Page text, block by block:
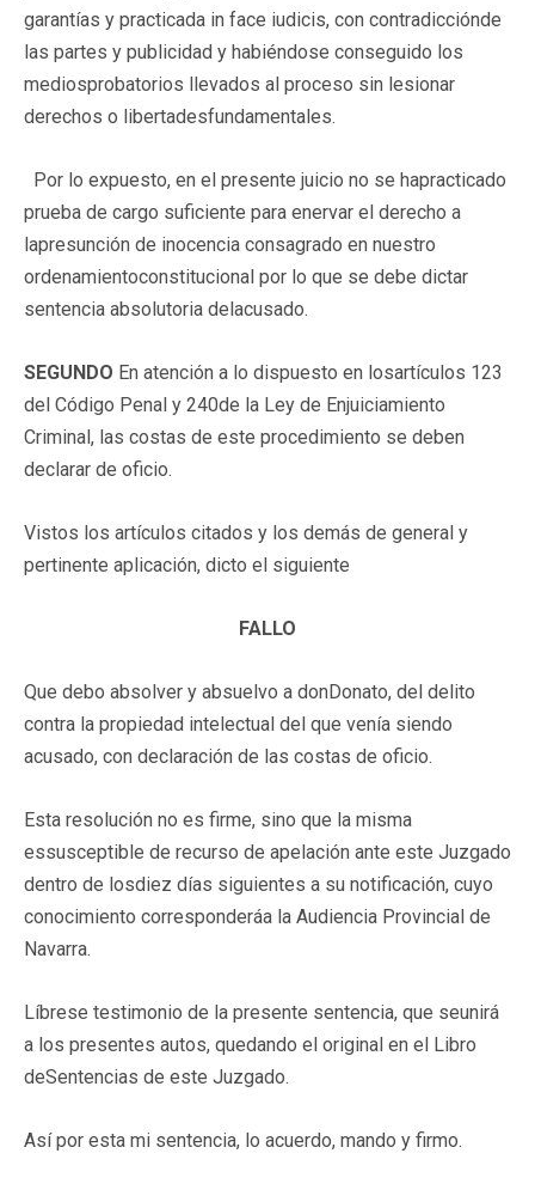
garantías y practicada in face iudicis, con contradicciónde
las partes y publicidad y habiéndose conseguido los
mediosprobatorios llevados al proceso sin lesionar
derechos o libertadesfundamentales.
Por lo expuesto, en el presente juicio no se hapracticado
prueba de cargo suficiente para enervar el derecho a
lapresunción de inocencia consagrado en nuestro
ordenamientoconstitucional por lo que se debe dictar
sentencia absolutoria delacusado.
SEGUNDO En atención a lo dispuesto en losartículos 123
del Código Penal y 240de la Ley de Enjuiciamiento
Criminal, las costas de este procedimiento se deben
declarar de oficio.
Vistos los artículos citados y los demás de general y
pertinente aplicación, dicto el siguiente
FALLO
Que debo absolver y absuelvo a donDonato, del delito
contra la propiedad intelectual del que venía siendo
acusado, con declaración de las costas de oficio.
Esta resolución no es firme, sino que la misma
essusceptible de recurso de apelación ante este Juzgado
dentro de losdiez días siguientes a su notificación, cuyo
conocimiento corresponderáa la Audiencia Provincial de
Navarra.
Líbrese testimonio de la presente sentencia, que seunirá
a los presentes autos, quedando el original en el Libro
deSentencias de este Juzgado.
Así por esta mi sentencia, lo acuerdo, mando y firmo.